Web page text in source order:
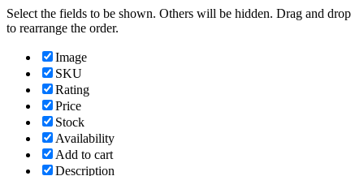
Select the fields to be shown. Others will be hidden. Drag and drop
to rearrange the order.
Image
SKU
Rating
Price
Stock
Availability
Add to cart
Description